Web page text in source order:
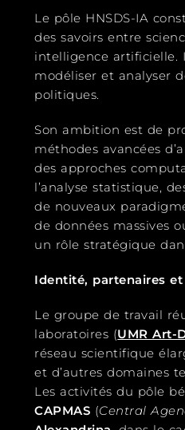
Le pôle HNSDS-IA
des savoirs entre
intelligence artificielle.
modéliser et analyser
politiques.
Son ambition est de
méthodes avancées
des approches
l’analyse statistique,
de nouveaux
de données massives
un rôle stratégique
Identité, partenaires
Le groupe de travail
laboratoires (UMR Art-
réseau scientifique
et d’autres domaines
Les activités du pôle
CAPMAS (Central